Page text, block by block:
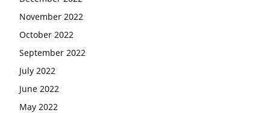
November 2022
October 2022
September 2022
July 2022
June 2022
May 2022